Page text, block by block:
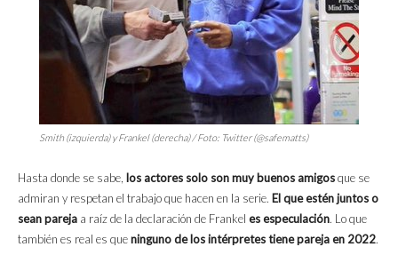
Smith (izquierda) y Frankel (derecha) / Foto: Twitter (@safematts)
Hasta donde se sabe, los actores solo son muy buenos amigosque se
admiran y respetan el trabajo que hacen en la serie. El que estén juntos o
sean pareja a raíz de la declaración de Frankel es especulación. Lo que
también es real es queninguno de los intérpretes tiene pareja en 2022.